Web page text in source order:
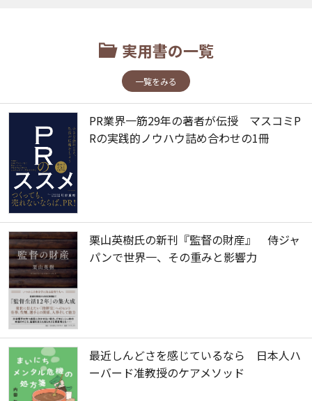
実用書の一覧
一覧をみる
PR業界一筋29年の著者が伝授 マスコミP
Rの実践的ノウハウ詰め合わせの1冊
栗山英樹氏の新刊『監督の財産』 侍ジャ
パンで世界一、その重みと影響力
最近しんどさを感じているなら 日本人ハ
ーバード准教授のケアメソッド